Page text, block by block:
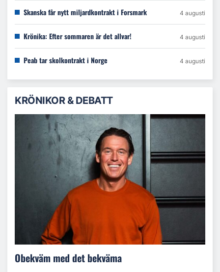
Skanska får nytt miljardkontrakt i Forsmark 4 augusti
Krönika: Efter sommaren är det allvar! 4 augusti
Peab tar skolkontrakt i Norge 4 augusti
KRÖNIKOR & DEBATT
Obekväm med det bekväma